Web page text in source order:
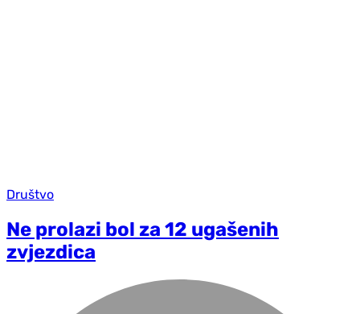
Društvo
Ne prolazi bol za 12 ugašenih
zvjezdica